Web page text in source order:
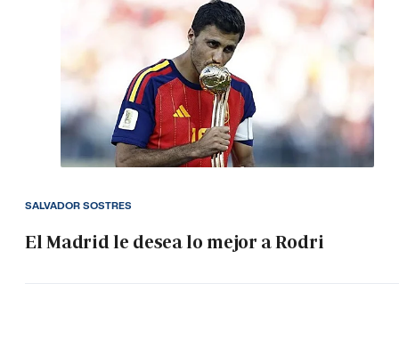
El Madrid le desea lo mejor a Rodri
SALVADOR SOSTRES